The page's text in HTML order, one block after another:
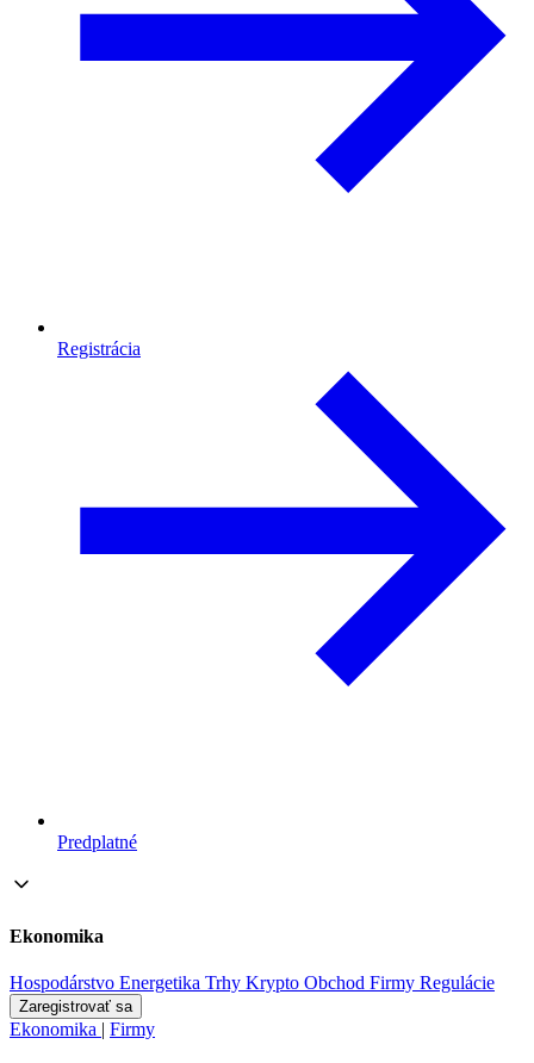
Registrácia
Predplatné
Ekonomika
Hospodárstvo Energetika Trhy Krypto Obchod Firmy Regulácie
Zaregistrovať sa
Ekonomika | Firmy